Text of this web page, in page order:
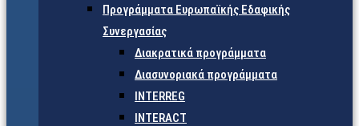
Προγράμματα Ευρωπαϊκής Εδαφικής
Συνεργασίας
Διακρατικά προγράμματα
Διασυνοριακά προγράμματα
INTERREG
INTERACT